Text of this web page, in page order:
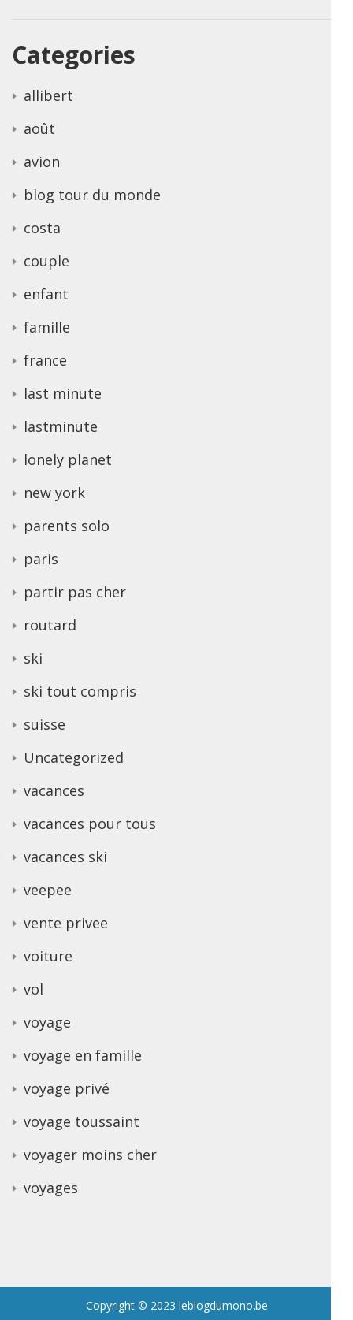
Categories
allibert
août
avion
blog tour du monde
costa
couple
enfant
famille
france
last minute
lastminute
lonely planet
new york
parents solo
paris
partir pas cher
routard
ski
ski tout compris
suisse
Uncategorized
vacances
vacances pour tous
vacances ski
veepee
vente privee
voiture
vol
voyage
voyage en famille
voyage privé
voyage toussaint
voyager moins cher
voyages
Copyright © 2023 leblogdumono.be